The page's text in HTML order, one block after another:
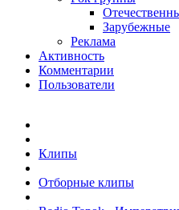
Зарубежные
Реклама
Активность
Комментарии
Пользователи
Клипы
Отборные клипы